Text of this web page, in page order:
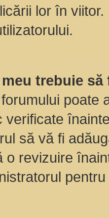
lor în
trebuie
poate
verificate
să vă fi
o revizuire